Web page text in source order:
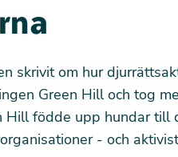
skrivit om hur
Green Hill och tog
Hill födde upp hundar till
- och